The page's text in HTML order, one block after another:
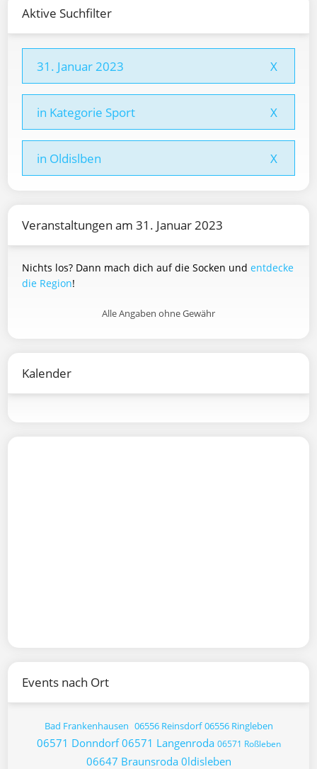
Aktive Suchfilter
31. Januar 2023 X
in Kategorie Sport X
in Oldislben X
Veranstaltungen am 31. Januar 2023
Nichts los? Dann mach dich auf die Socken und entdecke
die Region!
Alle Angaben ohne Gewähr
Kalender
Events nach Ort
Bad Frankenhausen 06556 Reinsdorf 06556 Ringleben
06571 Donndorf 06571 Langenroda 06571 Roßleben
06647 Braunsroda 0ldisleben